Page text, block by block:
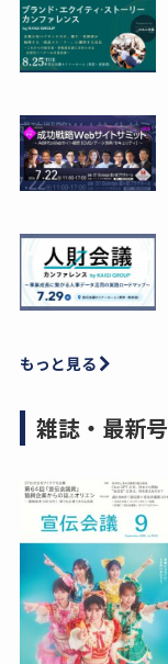
もっと見る
雑誌・最新号